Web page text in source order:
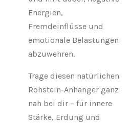
Energien,
Fremdeinflüsse und
emotionale Belastungen
abzuwehren.
Trage diesen natürlichen
Rohstein-Anhänger ganz
nah bei dir – für innere
Stärke, Erdung und